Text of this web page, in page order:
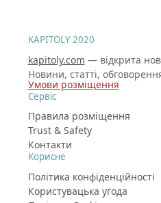
KAPITOLY 2020
kapitoly.com — відкрита
Новини, статті,
Умови розміщення
Сервіс
Правила розміщення
Trust & Safety
Контакти
Корисне
Політика конфіденційності
Користувацька угода